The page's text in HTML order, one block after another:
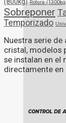
CONTROL DE
Rotura
Sobreponer
Temporizado
Nuestra serie de
cristal, modelos
se instalan en el
directamente en